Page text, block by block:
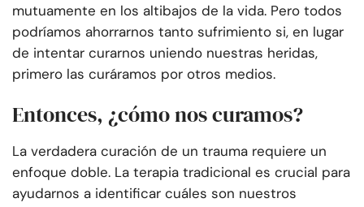
mutuamente en los altibajos de la vida. Pero todos
podríamos ahorrarnos tanto sufrimiento si, en lugar
de intentar curarnos uniendo nuestras heridas,
primero las curáramos por otros medios.
Entonces, ¿cómo nos curamos?
La verdadera curación de un trauma requiere un
enfoque doble. La terapia tradicional es crucial para
ayudarnos a identificar cuáles son nuestros